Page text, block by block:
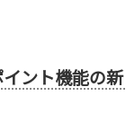
ント機能の